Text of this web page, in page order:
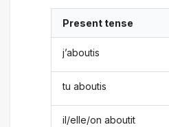
Present tense
j’aboutis
tu aboutis
il/elle/on aboutit